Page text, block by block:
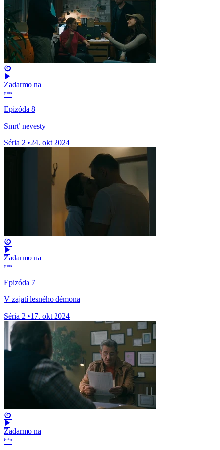
Zadarmo na
Epizóda 8
Smrť nevesty
Séria 2 •24. okt 2024
Zadarmo na
Epizóda 7
V zajatí lesného démona
Séria 2 •17. okt 2024
Zadarmo na